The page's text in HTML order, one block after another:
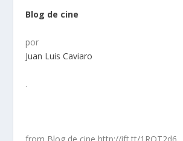
Blog de cine
por
Juan Luis Caviaro
.